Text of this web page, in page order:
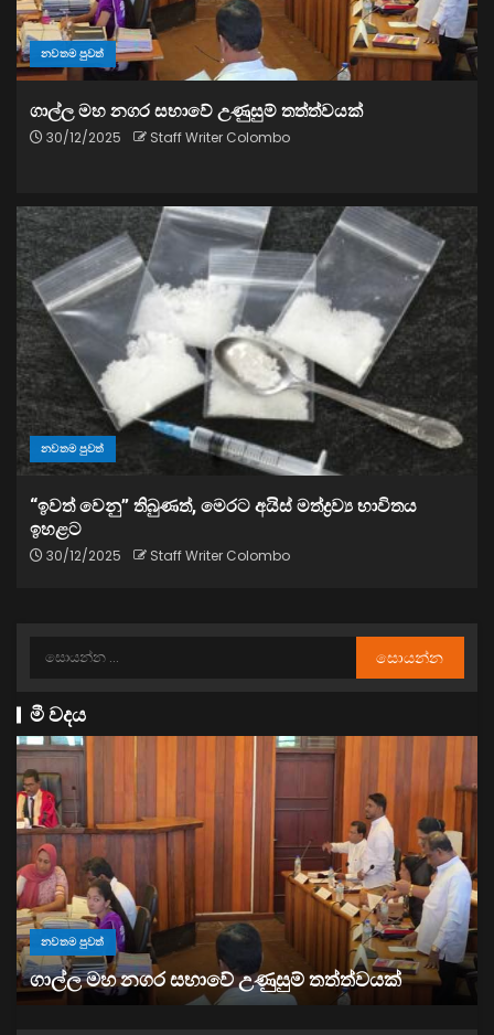
නවතම පුවත්
ගාල්ල මහ නගර සභාවේ උණුසුම් තත්ත්වයක්
30/12/2025 Staff Writer Colombo
නවතම පුවත්
“ඉවත් වෙනු” තිබුණත්, මෙරට අයිස් මත්ද්‍රව්‍ය භාවිතය
ඉහළට
30/12/2025 Staff Writer Colombo
මී වදය
නවතම පුවත්
“ඉවත් වෙනු” තිබුණත්, මෙරට අයිස් මත්ද්‍රව්‍ය භාවිතය
ඉහළට